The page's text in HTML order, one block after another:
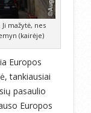
mažytė, nes
(kairėje)
Europos
tankiausiai
pasaulio
Europos